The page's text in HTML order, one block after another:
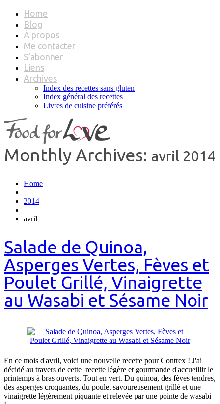
Home
Blog
À propos
Me contacter
S’abonner
Liens
Archives
Index des recettes sans gluten
Index général des recettes
Livres de cuisine préférés
Monthly Archives: avril 2014
Home
2014
avril
Salade de Quinoa,
Asperges Vertes, Fèves et
Poulet Grillé, Vinaigrette
au Wasabi et Sésame Noir
En ce mois d'avril, voici une nouvelle recette pour Contrex ! J'ai
décidé au travers de cette recette légère et gourmande d'accueillir le
printemps à bras ouverts. Tout en vert. Du quinoa, des fèves tendres,
des asperges croquantes, du poulet savoureusement grillé et une
vinaigrette légèrement piquante et relevée par une pointe de wasabi